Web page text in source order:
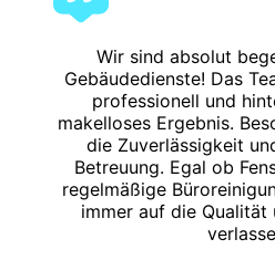
Wir sind absolut
Gebäudedienste! Das
professionell und
makelloses Ergebnis.
die Zuverlässigkeit
Betreuung. Egal ob
regelmäßige
immer auf die Qualität